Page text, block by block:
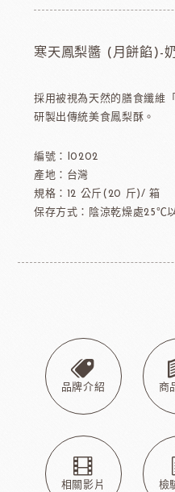
寒天鳳梨醬 (月餅餡)-
採用被視為天然的膳食纖維
研製出傳統美食鳳梨酥。
編號：I0202
產地：台灣
規格：12 公斤(20 斤)/ 箱
保存方式：陰涼乾燥處25℃
品牌介紹 商
相關影片 檢